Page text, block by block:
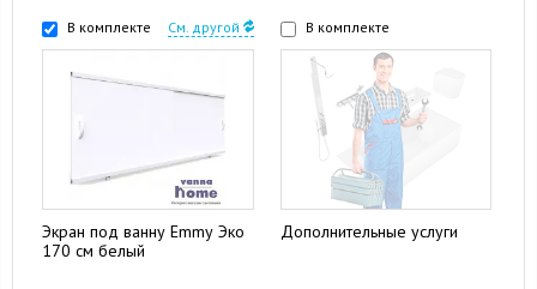
В комплекте См. другой
Экран под ванну Emmy Эко
170 см белый
В комплекте
Дополнительные услуги